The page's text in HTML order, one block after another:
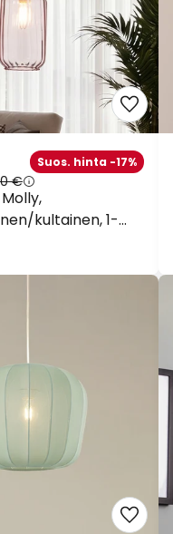
kultainen, 1-
Ø 12 cm
Suos. hinta -17%
€